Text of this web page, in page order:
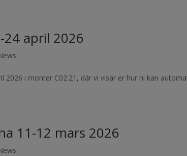
april 2026
2026 i monter C02:21, där vi visar er hur ni kan
11-12 mars 2026